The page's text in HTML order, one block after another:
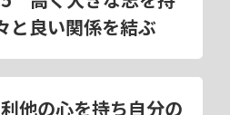
と良い関係を結ぶ
他の心を持ち自分の